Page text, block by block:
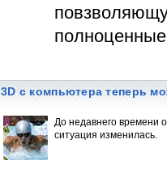
3D с компьютера теперь
До недавнего времени
ситуация изменилась.